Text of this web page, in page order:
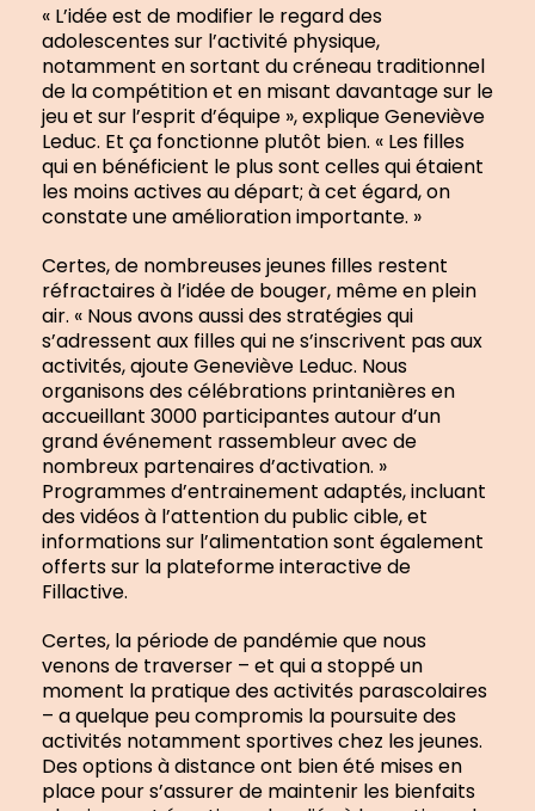
« L’idée est de modifier le regard des
adolescentes sur l’activité physique,
notamment en sortant du créneau traditionnel
de la compétition et en misant davantage sur le
jeu et sur l’esprit d’équipe », explique Geneviève
Leduc. Et ça fonctionne plutôt bien. « Les filles
qui en bénéficient le plus sont celles qui étaient
les moins actives au départ; à cet égard, on
constate une amélioration importante. »
Certes, de nombreuses jeunes filles restent
réfractaires à l’idée de bouger, même en plein
air. « Nous avons aussi des stratégies qui
s’adressent aux filles qui ne s’inscrivent pas aux
activités, ajoute Geneviève Leduc. Nous
organisons des célébrations printanières en
accueillant 3000 participantes autour d’un
grand événement rassembleur avec de
nombreux partenaires d’activation. »
Programmes d’entrainement adaptés, incluant
des vidéos à l’attention du public cible, et
informations sur l’alimentation sont également
offerts sur la plateforme interactive de
Fillactive.
Certes, la période de pandémie que nous
venons de traverser – et qui a stoppé un
moment la pratique des activités parascolaires
– a quelque peu compromis la poursuite des
activités notamment sportives chez les jeunes.
Des options à distance ont bien été mises en
place pour s’assurer de maintenir les bienfaits